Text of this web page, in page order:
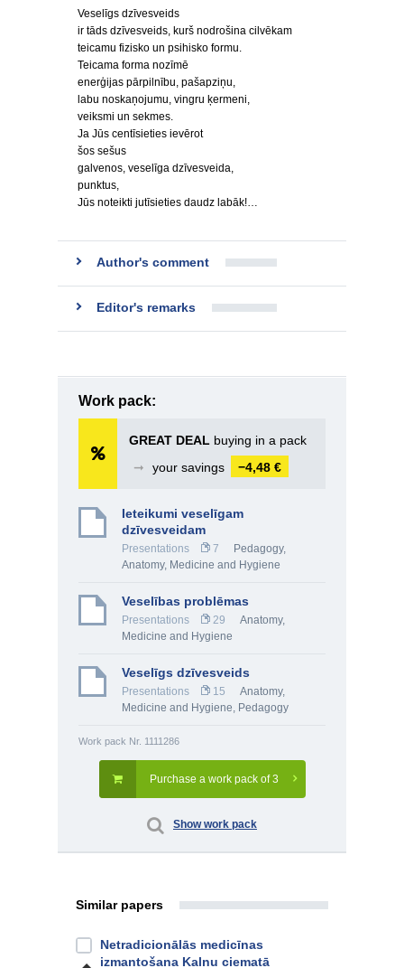
Veselīgs dzīvesveids
ir tāds dzīvesveids, kurš nodrošina cilvēkam
teicamu fizisko un psihisko formu.
Teicama forma nozīmē
enerģijas pārpilnību, pašapziņu,
labu noskaņojumu, vingru ķermeni,
veiksmi un sekmes.
Ja Jūs centīsieties ievērot
šos sešus
galvenos, veselīga dzīvesveida,
punktus,
Jūs noteikti jutīsieties daudz labāk!…
Author's comment
Editor's remarks
Work pack:
GREAT DEAL buying in a pack
➞
your savings −4,48 €
Ieteikumi veselīgam
dzīvesveidam
Presentations 7 Pedagogy,
Anatomy, Medicine and Hygiene
Veselības problēmas
Presentations 29
Anatomy,
Medicine and Hygiene
Veselīgs dzīvesveids
Presentations 15
Anatomy,
Medicine and Hygiene, Pedagogy
Work pack Nr. 1111286
Purchase a work pack of 3
Show work pack
Similar papers
Netradicionālās medicīnas
izmantošana Kalnu ciematā